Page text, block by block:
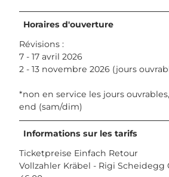
Horaires d'ouverture
Révisions :
7 - 17 avril 2026
2 - 13 novembre 2026 (jours
*non en service les jours
end (sam/dim)
Informations sur les tarifs
Ticketpreise Einfach Retour
Vollzahler Kräbel - Rigi Scheidegg